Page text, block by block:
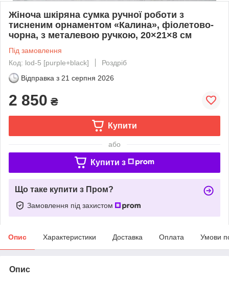
Жіноча шкіряна сумка ручної роботи з
тисненим орнаментом «Калина», фіолетово-
чорна, з металевою ручкою, 20×21×8 см
Під замовлення
Код: lod-5 [purple+black]
Роздріб
Відправка з 21 серпня 2026
2 850 ₴
Купити
або
Купити з
Що таке купити з Пром?
Замовлення під захистом
Опис Характеристики Доставка Оплата Умови
Опис